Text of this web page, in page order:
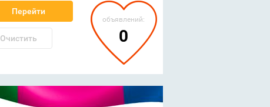
Перейти
Очистить
объявлений:
0